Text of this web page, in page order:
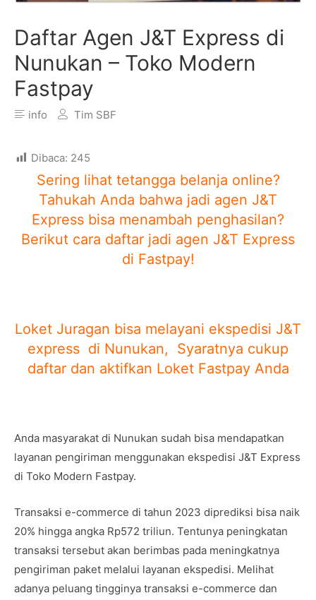
Daftar Agen J&T Express di
Nunukan – Toko Modern
Fastpay
info Tim SBF
Dibaca: 245
Sering lihat tetangga belanja online?
Tahukah Anda bahwa jadi agen J&T
Express bisa menambah penghasilan?
Berikut cara daftar jadi agen J&T Express
di Fastpay!
Loket Juragan bisa melayani ekspedisi J&T
express di Nunukan, Syaratnya cukup
daftar dan aktifkan Loket Fastpay Anda
Anda masyarakat di Nunukan sudah bisa mendapatkan
layanan pengiriman menggunakan ekspedisi J&T Express
di Toko Modern Fastpay.
Transaksi e-commerce di tahun 2023 diprediksi bisa naik
20% hingga angka Rp572 triliun. Tentunya peningkatan
transaksi tersebut akan berimbas pada meningkatnya
pengiriman paket melalui layanan ekspedisi. Melihat
adanya peluang tingginya transaksi e-commerce dan